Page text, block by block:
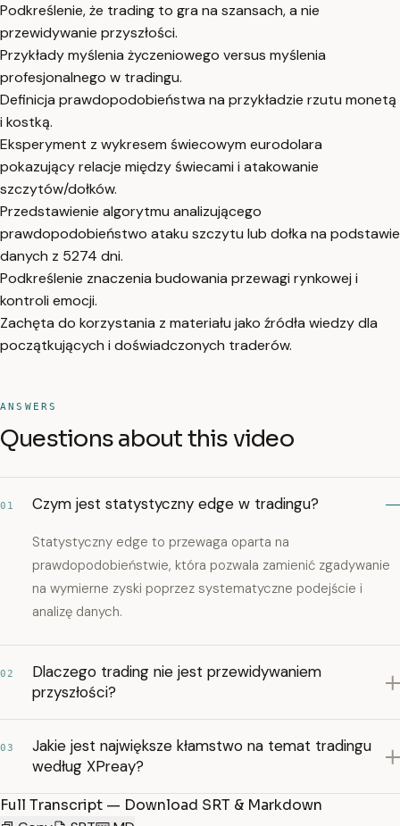
Podkreślenie, że trading to gra na szansach, a nie
przewidywanie przyszłości.
Przykłady myślenia życzeniowego versus myślenia
profesjonalnego w tradingu.
Definicja prawdopodobieństwa na przykładzie rzutu monetą
i kostką.
Eksperyment z wykresem świecowym eurodolara
pokazujący relacje między świecami i atakowanie
szczytów/dołków.
Przedstawienie algorytmu analizującego
prawdopodobieństwo ataku szczytu lub dołka na podstawie
danych z 5274 dni.
Podkreślenie znaczenia budowania przewagi rynkowej i
kontroli emocji.
Zachęta do korzystania z materiału jako źródła wiedzy dla
początkujących i doświadczonych traderów.
ANSWERS
Questions about this video
01 Czym jest statystyczny edge w tradingu?
Statystyczny edge to przewaga oparta na
prawdopodobieństwie, która pozwala zamienić zgadywanie
na wymierne zyski poprzez systematyczne podejście i
analizę danych.
02
Dlaczego trading nie jest przewidywaniem
przyszłości?
03
Jakie jest największe kłamstwo na temat tradingu
według XPreay?
Full Transcript — Download SRT & Markdown